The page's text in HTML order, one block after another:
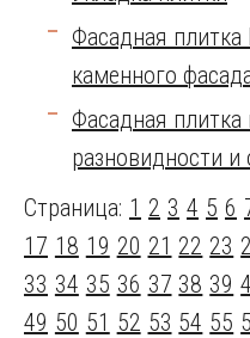
Фасадная
каменного
Фасадная плитка
разновидности и
Страница: 1 2 3 4 5 6
17 18 19 20 21 22 23
33 34 35 36 37 38 39
49 50 51 52 53 54 55